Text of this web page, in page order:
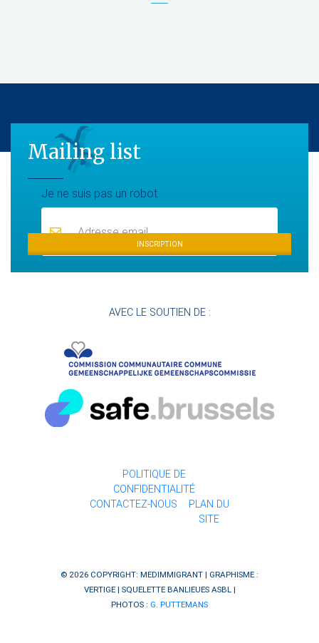
Mailing list
Je ne suis pas un robotMailing list
INSCRIPTION
AVEC LE SOUTIEN DE :
POLITIQUE DE
CONFIDENTIALITÉ
CONTACTEZ-NOUS
PLAN DU
SITE
© 2026 COPYRIGHT: MEDIMMIGRANT | GRAPHISME :
VERTIGE| SQUELETTE BANLIEUES ASBL|
PHOTOS : G. PUTTEMANS